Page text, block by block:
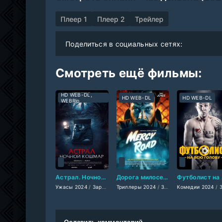
Плеер 1 Плеер 2 Трейлер
Поделиться в социальных сетях:
Смотреть ещё фильмы:
Астрал. Ночной кошмар (2024)
Ужасы 2024/ Зарубежные фильмы 2024 / Фильмы осени 2024
HD WEB-DL,
WEBRip
Дорога милосердия (2024)
Триллеры 2024 /Зарубежные фильмы 2024
HD WEB-DL
Комедии 2024 /
HD WEB-DL